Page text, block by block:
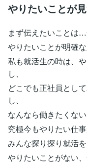
やりたいことが
まず伝えたいことは…
やりたいことが明確
私も就活生の時は、
し、
どこでも正社員とし
し、
なんなら働きたくな
究極今もやりたい仕
みんな探り探り就活を
やりたいことがない